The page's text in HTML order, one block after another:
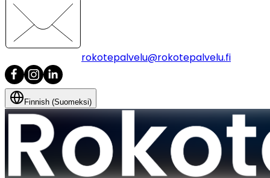
rokotepalvelu@rokotepalvelu.fi
Finnish (Suomeksi)